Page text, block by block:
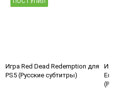
Игра Red Dead Redemption для
PS5 (Русские субтитры)